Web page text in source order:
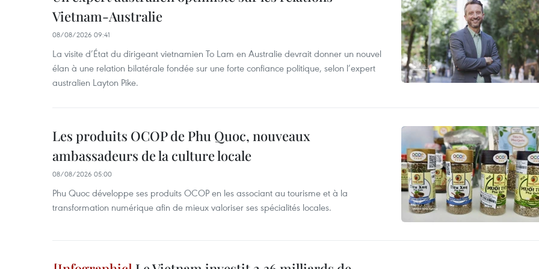
Vietnam-Australie
08/08/2026 09:41
La visite d’État du dirigeant vietnamien To Lam en Australie devrait donner un nouvel
élan à une relation bilatérale fondée sur une forte confiance politique, selon l’expert
australien Layton Pike.
Les produits OCOP de Phu Quoc, nouveaux
ambassadeurs de la culture locale
08/08/2026 05:00
Phu Quoc développe ses produits OCOP en les associant au tourisme et à la
transformation numérique afin de mieux valoriser ses spécialités locales.